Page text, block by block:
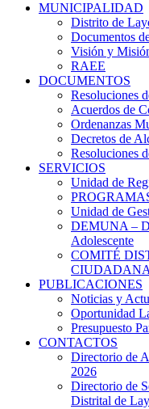
MUNICIPALIDAD
Distrito de
Documentos
Visión y
RAEE
DOCUMENTOS
Resoluciones
Acuerdos de
Ordenanzas
Decretos de
Resoluciones
SERVICIOS
Unidad de
Unidad de
DEMUNA –
Adolescente
COMITÉ
PUBLICACIONES
Noticias y
Oportunidad
Presupuesto
CONTACTOS
Directorio de
2026
Directorio de
Distrital de